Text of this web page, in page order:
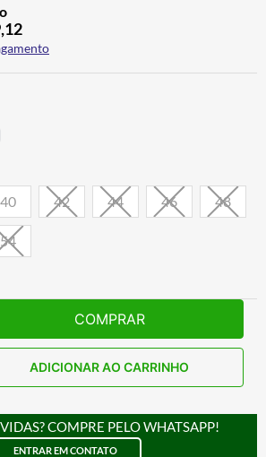
,12
40 42 44 46 48
54
COMPRAR
ADICIONAR AO CARRINHO
COMPRE PELO WHATSAPP!
ENTRAR EM CONTATO